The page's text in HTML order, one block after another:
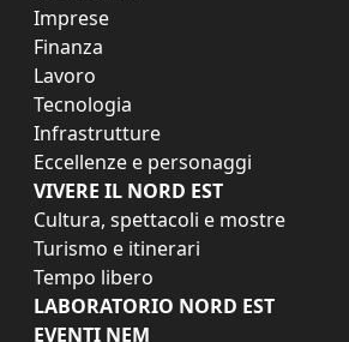
Imprese
Finanza
Lavoro
Tecnologia
Infrastrutture
Eccellenze e personaggi
VIVERE IL NORD EST
Cultura, spettacoli e mostre
Turismo e itinerari
Tempo libero
LABORATORIO NORD EST
EVENTI NEM